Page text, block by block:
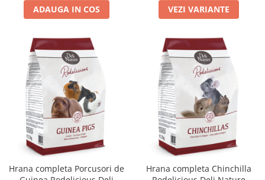
ADAUGA IN COS VEZI VARIANTE
Hrana completa Porcusori de
Hrana completa Chinchilla